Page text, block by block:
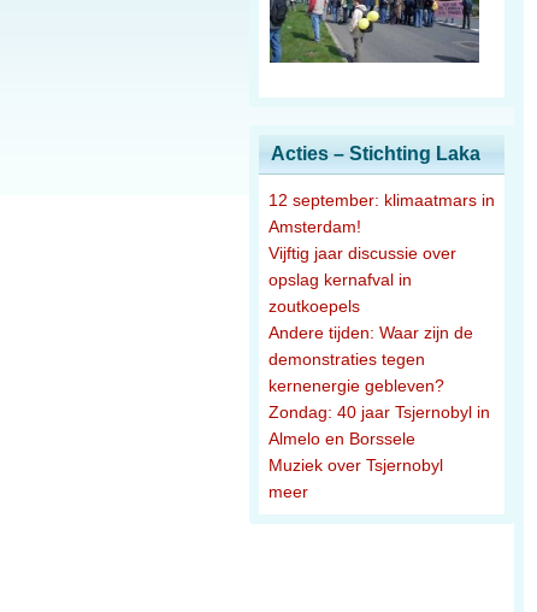
Acties – Stichting Laka
12 september: klimaatmars in
Amsterdam!
Vijftig jaar discussie over
opslag kernafval in
zoutkoepels
Andere tijden: Waar zijn de
demonstraties tegen
kernenergie gebleven?
Zondag: 40 jaar Tsjernobyl in
Almelo en Borssele
Muziek over Tsjernobyl
meer